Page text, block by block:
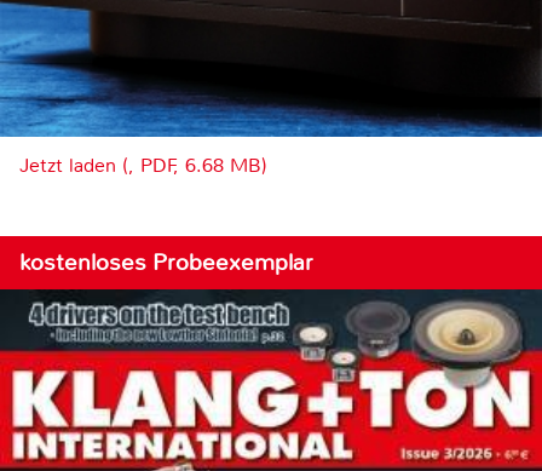
Jetzt laden (, PDF, 6.68 MB)
kostenloses Probeexemplar